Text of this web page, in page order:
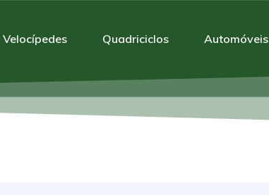
Velocípedes Quadriciclos Automóveis